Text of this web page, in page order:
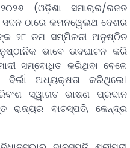
(ଓଡ଼ିଶା ସମାଚାର/ରଜତ
ଠାରେ କମନୱେଲଥ ଦେଶର
୨୮ ତମ ସମ୍ମିଳନୀ ଅନୁଷ୍ଠିତ
ଭାବେ ଉଦଘାଟନ କରି
ସମ୍ବୋଧିତ କରିଥିବା ବେଳେ
ଅଧ୍ୟକ୍ଷତା କରିଥିଲେ।
ସ୍ୱାଗତ ଭାଷଣ ପ୍ରଦାନ
ରାଜ୍ୟର ବାଚସ୍ପତି, କେନ୍ଦ୍ର